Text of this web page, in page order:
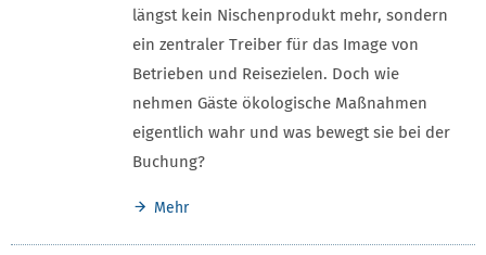
längst kein Nischenprodukt mehr, sondern
ein zentraler Treiber für das Image von
Betrieben und Reisezielen. Doch wie
nehmen Gäste ökologische Maßnahmen
eigentlich wahr und was bewegt sie bei der
Buchung?
Mehr